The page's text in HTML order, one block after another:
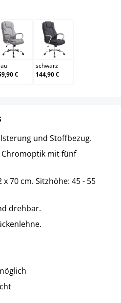
grau
€
schwarz
schwarz
144,90 €
und Stoffbezug.
Chromoptik mit fünf
x 70 cm. Sitzhöhe: 45 - 55
drehbar.